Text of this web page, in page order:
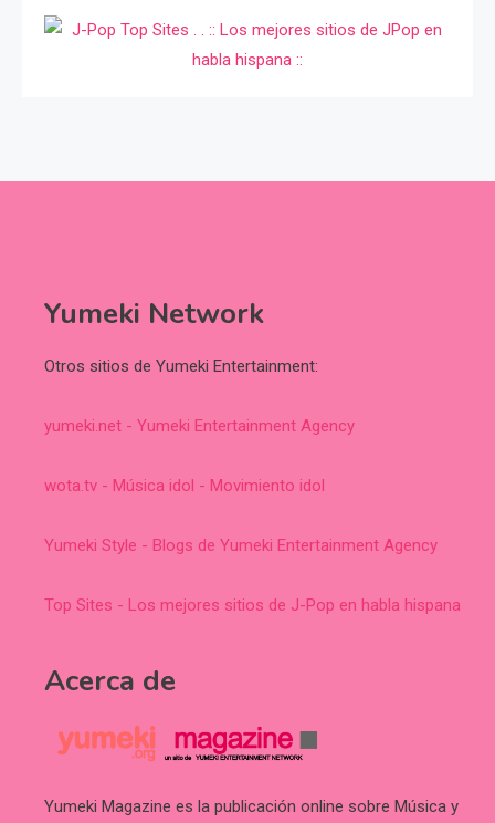
Yumeki Network
Otros sitios de Yumeki Entertainment:
yumeki.net - Yumeki Entertainment Agency
wota.tv - Música idol - Movimiento idol
Yumeki Style - Blogs de Yumeki Entertainment Agency
Top Sites - Los mejores sitios de J-Pop en habla hispana
Acerca de
Yumeki Magazine es la publicación online sobre Música y